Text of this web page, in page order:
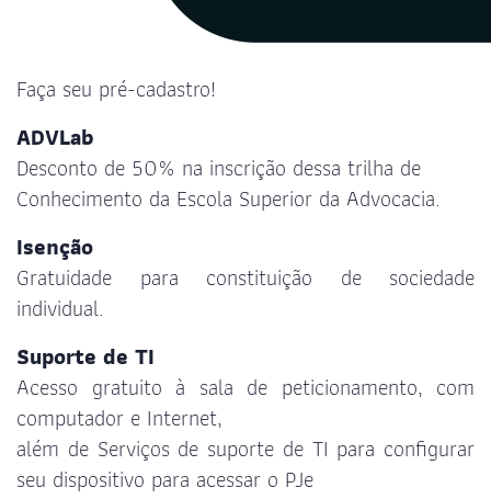
Faça seu pré-cadastro!
ADVLab
Desconto de 50% na inscrição dessa trilha de
Conhecimento da Escola Superior da Advocacia.
Isenção
Gratuidade para constituição de sociedade
individual.
Suporte de TI
Acesso gratuito à sala de peticionamento, com
computador e Internet,
além de Serviços de suporte de TI para configurar
seu dispositivo para acessar o PJe